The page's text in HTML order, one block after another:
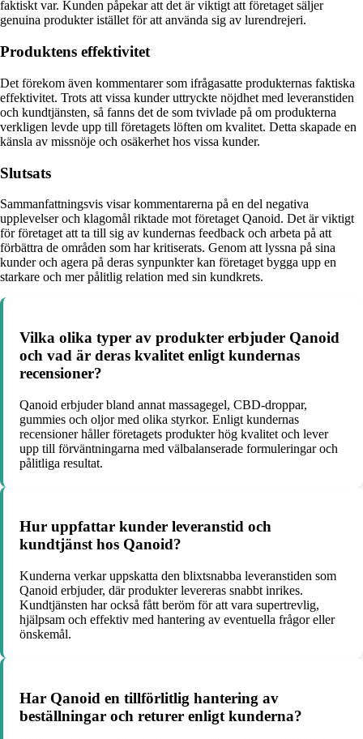
faktiskt var. Kunden påpekar att det är viktigt att företaget säljer
genuina produkter istället för att använda sig av lurendrejeri.
Produktens effektivitet
Det förekom även kommentarer som ifrågasatte produkternas faktiska
effektivitet. Trots att vissa kunder uttryckte nöjdhet med leveranstiden
och kundtjänsten, så fanns det de som tvivlade på om produkterna
verkligen levde upp till företagets löften om kvalitet. Detta skapade en
känsla av missnöje och osäkerhet hos vissa kunder.
Slutsats
Sammanfattningsvis visar kommentarerna på en del negativa
upplevelser och klagomål riktade mot företaget Qanoid. Det är viktigt
för företaget att ta till sig av kundernas feedback och arbeta på att
förbättra de områden som har kritiserats. Genom att lyssna på sina
kunder och agera på deras synpunkter kan företaget bygga upp en
starkare och mer pålitlig relation med sin kundkrets.
Vilka olika typer av produkter erbjuder Qanoid
och vad är deras kvalitet enligt kundernas
recensioner?
Qanoid erbjuder bland annat massagegel, CBD-droppar,
gummies och oljor med olika styrkor. Enligt kundernas
recensioner håller företagets produkter hög kvalitet och lever
upp till förväntningarna med välbalanserade formuleringar och
pålitliga resultat.
Hur uppfattar kunder leveranstid och
kundtjänst hos Qanoid?
Kunderna verkar uppskatta den blixtsnabba leveranstiden som
Qanoid erbjuder, där produkter levereras snabbt inrikes.
Kundtjänsten har också fått beröm för att vara supertrevlig,
hjälpsam och effektiv med hantering av eventuella frågor eller
önskemål.
Har Qanoid en tillförlitlig hantering av
beställningar och returer enligt kunderna?